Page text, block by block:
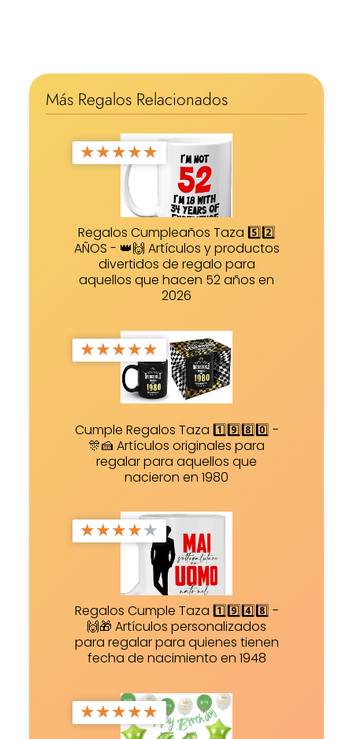
Más Regalos Relacionados
★★★★★
Regalos Cumpleaños Taza 5️⃣2️⃣
AÑOS - 👑🙌 Artículos y productos
divertidos de regalo para
aquellos que hacen 52 años en
2026
★★★★★
Cumple Regalos Taza 1️⃣9️⃣8️⃣0️⃣ -
🎊🍰 Artículos originales para
regalar para aquellos que
nacieron en 1980
★★★★★
Regalos Cumple Taza 1️⃣9️⃣4️⃣8️⃣ -
🙌🎁 Artículos personalizados
para regalar para quienes tienen
fecha de nacimiento en 1948
★★★★★